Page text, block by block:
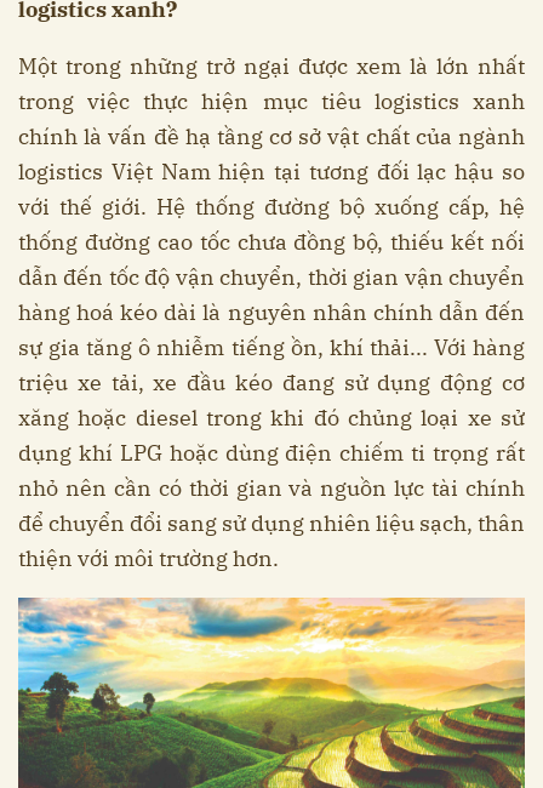
logistics xanh?
Một trong những trở ngại được xem là lớn nhất
trong việc thực hiện mục tiêu logistics xanh
chính là vấn đề hạ tầng cơ sở vật chất của ngành
logistics Việt Nam hiện tại tương đối lạc hậu so
với thế giới. Hệ thống đường bộ xuống cấp, hệ
thống đường cao tốc chưa đồng bộ, thiếu kết nối
dẫn đến tốc độ vận chuyển, thời gian vận chuyển
hàng hoá kéo dài là nguyên nhân chính dẫn đến
sự gia tăng ô nhiễm tiếng ồn, khí thải... Với hàng
triệu xe tải, xe đầu kéo đang sử dụng động cơ
xăng hoặc diesel trong khi đó chủng loại xe sử
dụng khí LPG hoặc dùng điện chiếm ti trọng rất
nhỏ nên cần có thời gian và nguồn lực tài chính
để chuyển đổi sang sử dụng nhiên liệu sạch, thân
thiện với môi trường hơn.